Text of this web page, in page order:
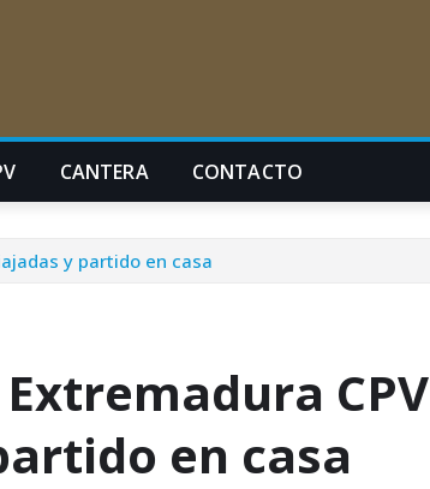
CANTERA CONTACTO
y partido en casa
CPV
en casa